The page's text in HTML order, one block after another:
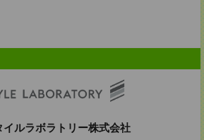
イルラボラトリー株式会社